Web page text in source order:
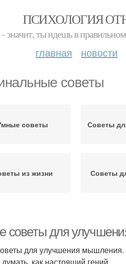
ПСИХОЛОГИЯ
- значит, ты идешь в
главная новости
советы
советы Советы
из жизни Советы
женщины
советы для
для улучшения мышления.